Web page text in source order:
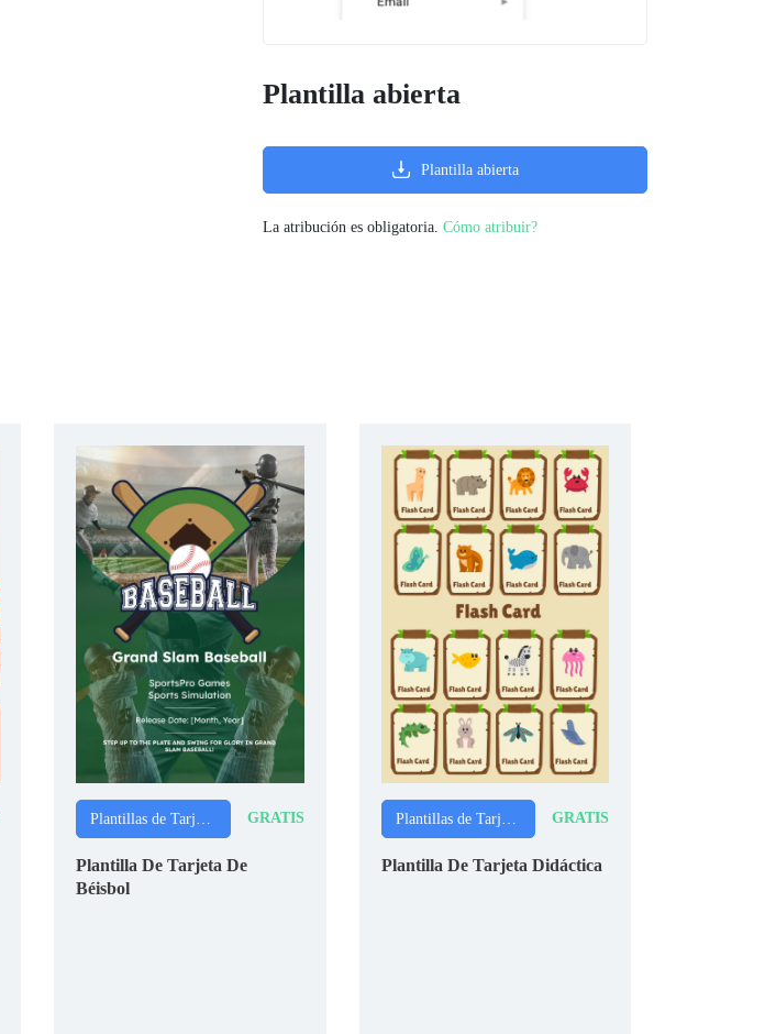
Plantilla abierta
Plantilla abierta
La atribución es obligatoria. Cómo atribuir?
GRATIS
Plantilla De Tarjeta De
Béisbol
GRATIS
Plantilla De Tarjeta Didáctica